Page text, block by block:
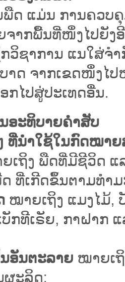
ດ ແມ່ນ ການຄວບ
ຍຈາກພື້ນທີ່ໜຶ່ງໄປຍັ
ວິຊາການ ແນໃສ່ຈ
ດ ຈາກເຂດໜຶ່ງໄປ
ກໄປສູ່ປະເທດອື່ນ.
ອະທິບາຍຄຳສັບ
ທີ່ນຳໃຊ້ໃນກົດໝາ
ເຖິງ ພືດທີ່ມີຊີວິດ ແ
ທີ່ເກີດຂຶ້ນຕາມທຳ
ໝາຍເຖິງ ແມງໄມ້,
ກທີເຣັຍ, ກາຝາກ
ນຕະລາຍ ໝາຍເ
ຜະລິດ;